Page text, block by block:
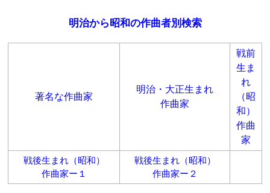
明治から昭和の作曲者別検索
著名な作曲家
明治・大正生まれ
作曲家
戦前
生ま
れ
（昭
和）
作曲
家
戦後生まれ（昭和）
作曲家ー１
戦後生まれ（昭和）
作曲家ー２